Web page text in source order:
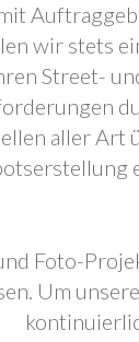
wir stets
Street-
aller Art
Foto-
Um